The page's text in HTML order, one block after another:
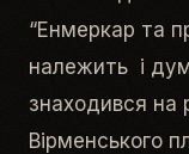
“Енмеркар та
належить і
знаходився на
Вірменського